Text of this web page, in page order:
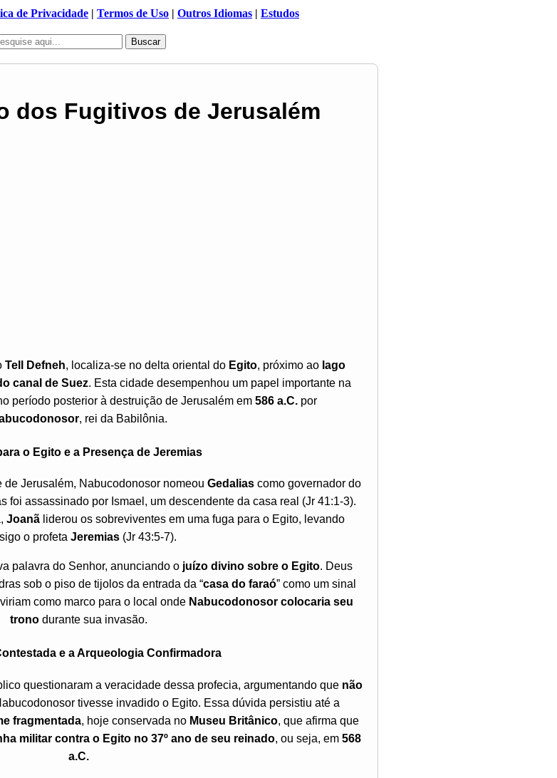
de Privacidade | Termos de Uso | Outros Idiomas | Estudos
Buscar
dos Fugitivos de Jerusalém
Tell Defneh, localiza-se no delta oriental do Egito, próximo ao lago
canal de Suez. Esta cidade desempenhou um papel importante na
período posterior à destruição de Jerusalém em 586 a.C.por
, rei da Babilônia.
o Egito e a Presença de Jeremias
Jerusalém, Nabucodonosor nomeou Gedaliascomo governador do
foi assassinado por Ismael, um descendente da casa real (Jr 41:1-3).
Joanãliderou os sobreviventes em uma fuga para o Egito, levando
o profeta Jeremias(Jr 43:5-7).
palavra do Senhor, anunciando o juízo divino sobre o Egito. Deus
sob o piso de tijolos da entrada da “casa do faraó” como um sinal
como marco para o local onde Nabucodonosor colocaria seu
tronodurante sua invasão.
e a Arqueologia Confirmadora
questionaram a veracidade dessa profecia, argumentando que não
tivesse invadido o Egito. Essa dúvida persistiu até a
fragmentada, hoje conservada no Museu Britânico, que afirma que
militar contra o Egito no 37º ano de seu reinado, ou seja, em 568
a.C.